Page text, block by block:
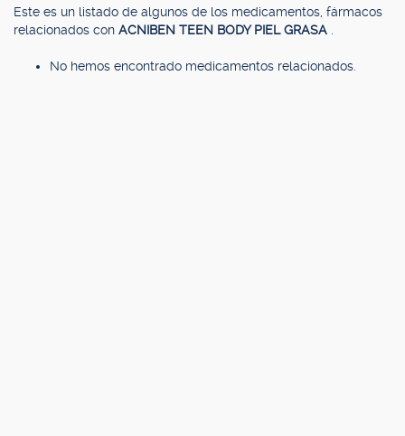
Este es un listado de algunos de los medicamentos, fármacos
relacionados con ACNIBEN TEEN BODY PIEL GRASA
No hemos encontrado medicamentos relacionados.